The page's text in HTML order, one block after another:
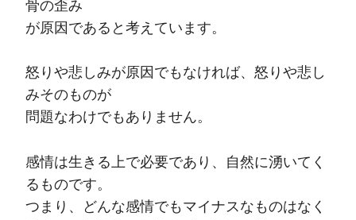
骨の歪み
が原因であると考えています。
怒りや悲しみが原因でもなければ、怒りや悲し
みそのものが
問題なわけでもありません。
感情は生きる上で必要であり、自然に湧いてく
るものです。
つまり、どんな感情でもマイナスなものはなく